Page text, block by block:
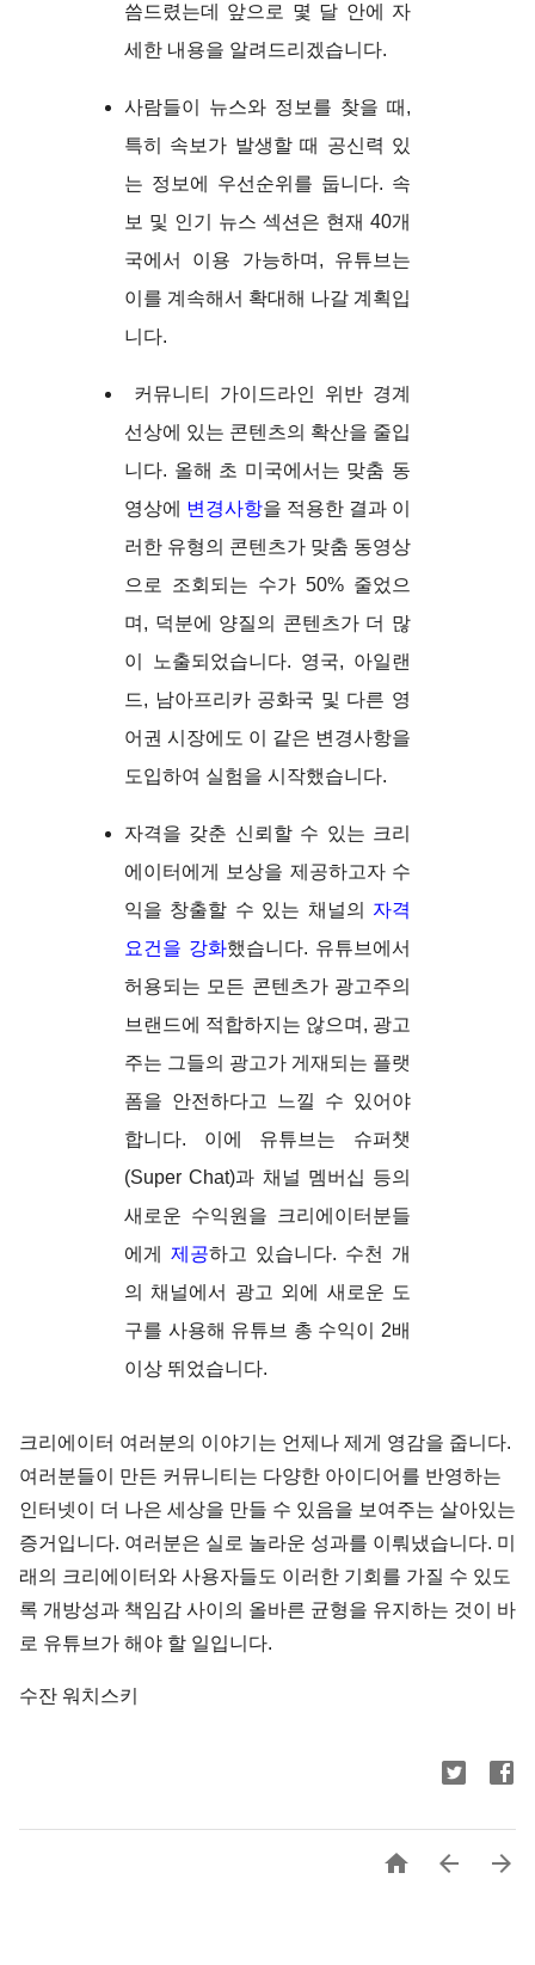
씀드렸는데 앞으로 몇 달 안에 자
세한 내용을 알려드리겠습니다.
사람들이 뉴스와 정보를 찾을 때,
특히 속보가 발생할 때 공신력 있
는 정보에 우선순위를 둡니다. 속
보 및 인기 뉴스 섹션은 현재 40개
국에서 이용 가능하며, 유튜브는
이를 계속해서 확대해 나갈 계획입
니다.
커뮤니티 가이드라인 위반 경계
선상에 있는 콘텐츠의 확산을 줄입
니다. 올해 초 미국에서는 맞춤 동
영상에 변경사항을 적용한 결과 이
러한 유형의 콘텐츠가 맞춤 동영상
으로 조회되는 수가 50% 줄었으
며, 덕분에 양질의 콘텐츠가 더 많
이 노출되었습니다. 영국, 아일랜
드, 남아프리카 공화국 및 다른 영
어권 시장에도 이 같은 변경사항을
도입하여 실험을 시작했습니다.
자격을 갖춘 신뢰할 수 있는 크리
에이터에게 보상을 제공하고자 수
익을 창출할 수 있는 채널의 자격
요건을 강화했습니다. 유튜브에서
허용되는 모든 콘텐츠가 광고주의
브랜드에 적합하지는 않으며, 광고
주는 그들의 광고가 게재되는 플랫
폼을 안전하다고 느낄 수 있어야
합니다. 이에 유튜브는 슈퍼챗
(Super Chat)과 채널 멤버십 등의
새로운 수익원을 크리에이터분들
에게 제공하고 있습니다. 수천 개
의 채널에서 광고 외에 새로운 도
구를 사용해 유튜브 총 수익이 2배
이상 뛰었습니다.
크리에이터 여러분의 이야기는 언제나 제게 영감을 줍니다.
여러분들이 만든 커뮤니티는 다양한 아이디어를 반영하는
인터넷이 더 나은 세상을 만들 수 있음을 보여주는 살아있는
증거입니다. 여러분은 실로 놀라운 성과를 이뤄냈습니다. 미
래의 크리에이터와 사용자들도 이러한 기회를 가질 수 있도
록 개방성과 책임감 사이의 올바른 균형을 유지하는 것이 바
로 유튜브가 해야 할 일입니다.
수잔 워치스키
  